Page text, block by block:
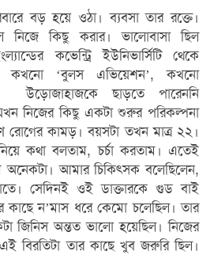
বড় হয়ে ওঠা। ব্যবসা তার রক্তে।
নিজে কিছু করার। ভালোবাসা ছিল
কভেন্ট্রি ইউনিভার্সিটি থেকে
কখনো ‘বুলস এভিয়েশন’, কখনো
উড়োজাহাজকে ছাড়তে পারেননি
নিজের কিছু একটা শুরুর পরিকল্পনা
রোগের কামড়। বয়সটা তখন মাত্র ২২।
কথা বলতাম, চর্চা করতাম। এতেই
অনেকটা। আমার চিকিত্সক বলেছিলেন,
সেদিনই ওই ডাক্তারকে গুড বাই
কাছে ন’মাস ধরে কেমো চলেছিল। তার
জিনিস অন্তত ভালো হয়েছিল। নিজের
বিরতিটা তার কাছে খুব জরুরি ছিল।